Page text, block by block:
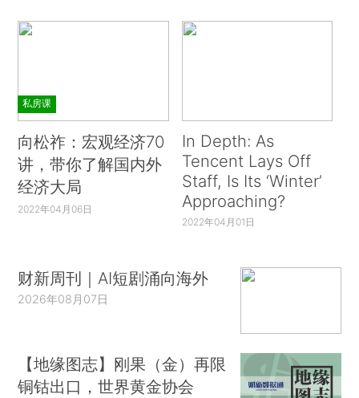
私房课
向松祚：宏观经济70
讲，带你了解国内外
经济大局
2022年04月06日
In Depth: As
Tencent Lays Off
Staff, Is Its ‘Winter’
Approaching?
2022年04月01日
财新周刊｜AI短剧涌向海外
2026年08月07日
【地缘图志】刚果（金）再限
铜钴出口，世界黄金协会